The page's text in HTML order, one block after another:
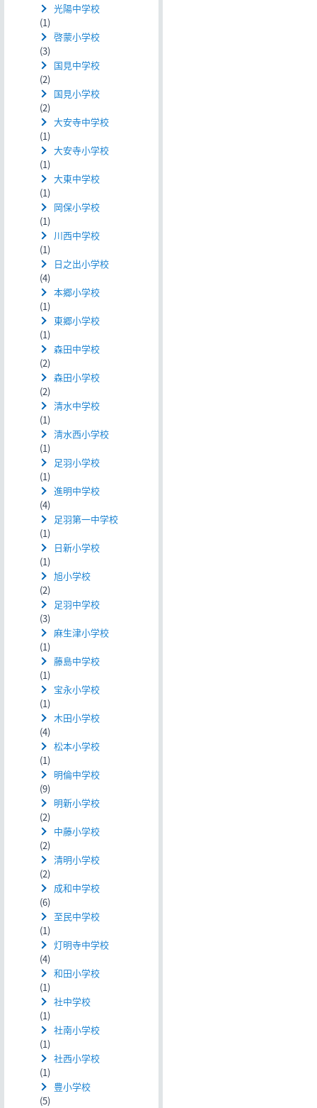
光陽中学校
(1)
啓蒙小学校
(3)
国見中学校
(2)
国見小学校
(2)
大安寺中学校
(1)
大安寺小学校
(1)
大東中学校
(1)
岡保小学校
(1)
川西中学校
(1)
日之出小学校
(4)
本郷小学校
(1)
東郷小学校
(1)
森田中学校
(2)
森田小学校
(2)
清水中学校
(1)
清水西小学校
(1)
足羽小学校
(1)
進明中学校
(4)
足羽第一中学校
(1)
日新小学校
(1)
旭小学校
(2)
足羽中学校
(3)
麻生津小学校
(1)
藤島中学校
(1)
宝永小学校
(1)
木田小学校
(4)
松本小学校
(1)
明倫中学校
(9)
明新小学校
(2)
中藤小学校
(2)
清明小学校
(2)
成和中学校
(6)
至民中学校
(1)
灯明寺中学校
(4)
和田小学校
(1)
社中学校
(1)
社南小学校
(1)
社西小学校
(1)
豊小学校
(5)